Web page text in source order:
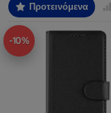
Προτεινόμενα
-10%